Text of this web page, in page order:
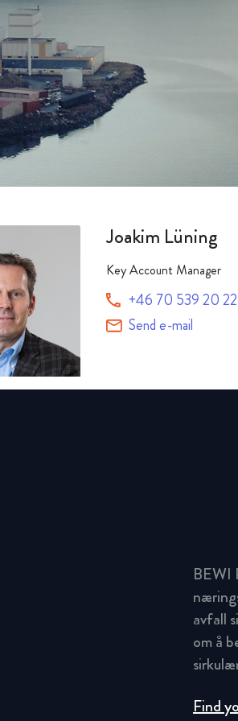
Alle produkter
Joakim Lüning
Key Account Manager
+46 70 539 20 22
Send e-mail
BEWI
avfall
om å
Find